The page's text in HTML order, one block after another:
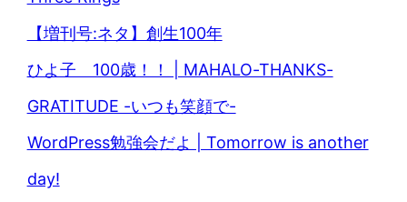
【増刊号:ネタ】創生100年
ひよ子 100歳！！ | MAHALO-THANKS-
GRATITUDE -いつも笑顔で-
WordPress勉強会だよ | Tomorrow is another
day!